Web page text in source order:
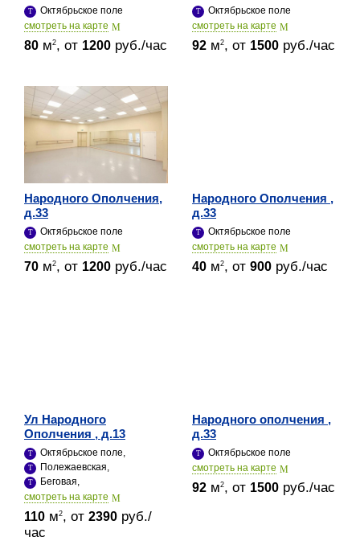
Октябрьское поле
cмотреть на карте
80 м2, от 1200 руб./час
Октябрьское поле
cмотреть на карте
92 м2, от 1500 руб./час
Народного Ополчения,
д.33
Октябрьское поле
cмотреть на карте
70 м2, от 1200 руб./час
Народного Ополчения ,
д.33
Октябрьское поле
cмотреть на карте
40 м2, от 900 руб./час
Ул Народного
Ополчения , д.13
Октябрьское поле,
Полежаевская,
Беговая,
cмотреть на карте
110 м2, от 2390 руб./
час
Народного ополчения ,
д.33
Октябрьское поле
cмотреть на карте
92 м2, от 1500 руб./час